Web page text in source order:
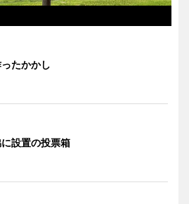
たかかし
設置の投票箱